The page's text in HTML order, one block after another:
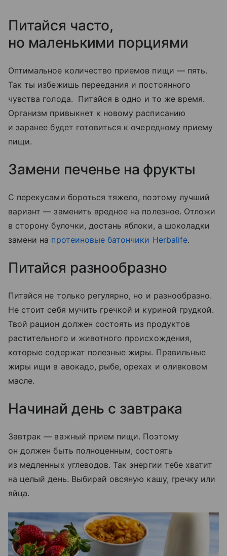
Питайся часто,
но маленькими порциями
Оптимальное количество приемов пищи — пять.
Так ты избежишь переедания и постоянного
чувства голода. Питайся в одно и то же время.
Организм привыкнет к новому расписанию
и заранее будет готовиться к очередному приему
пищи.
Замени печенье на фрукты
С перекусами бороться тяжело, поэтому лучший
вариант — заменить вредное на полезное. Отложи
в сторону булочки, достань яблоки, а шоколадки
замени на протеиновые батончики Herbalife.
Питайся разнообразно
Питайся не только регулярно, но и разнообразно.
Не стоит себя мучить гречкой и куриной грудкой.
Твой рацион должен состоять из продуктов
растительного и животного происхождения,
которые содержат полезные жиры. Правильные
жиры ищи в авокадо, рыбе, орехах и оливковом
масле.
Начинай день с завтрака
Завтрак — важный прием пищи. Поэтому
он должен быть полноценным, состоять
из медленных углеводов. Так энергии тебе хватит
на целый день. Выбирай овсяную кашу, гречку или
яйца.